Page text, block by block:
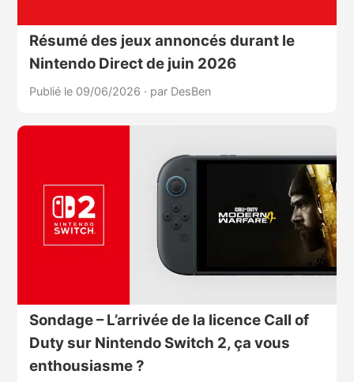
Résumé des jeux annoncés durant le
Nintendo Direct de juin 2026
Publié le 09/06/2026 · par DesBen
Sondage – L’arrivée de la licence Call of
Duty sur Nintendo Switch 2, ça vous
enthousiasme ?